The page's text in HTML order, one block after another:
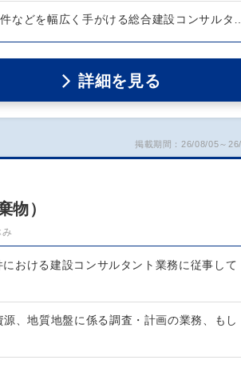
などを幅広く手がける総合建設コンサル
詳細を見る
掲載期間：26/08/05～
物）
おける建設コンサルタント業務に従事して
、地質地盤に係る調査・計画の業務、もし